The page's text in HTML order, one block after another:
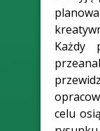
Każdy
celu